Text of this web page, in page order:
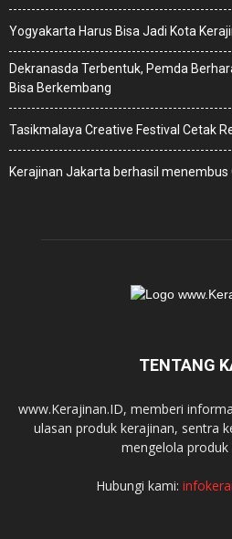
Yogyakarta Harus Bisa Jadi Kota
Dekranasda Terbentuk, Pemda
Bisa Berkembang
Tasikmalaya Creative Festival Cetak
Kerajinan Jakarta berhasil
TENTANG
www.Kerajinan.ID, memberi
ulasan produk kerajinan, sentra
mengelola produk
Hubungi kami: